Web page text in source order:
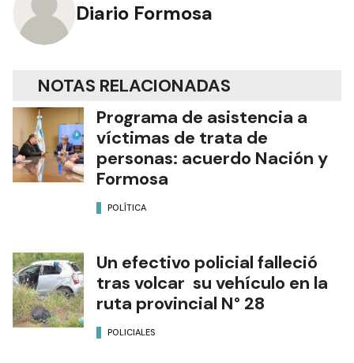
Diario Formosa
NOTAS RELACIONADAS
Programa de asistencia a
víctimas de trata de
personas: acuerdo Nación y
Formosa
POLÍTICA
Un efectivo policial falleció
tras volcar su vehículo en la
ruta provincial N° 28
POLICIALES